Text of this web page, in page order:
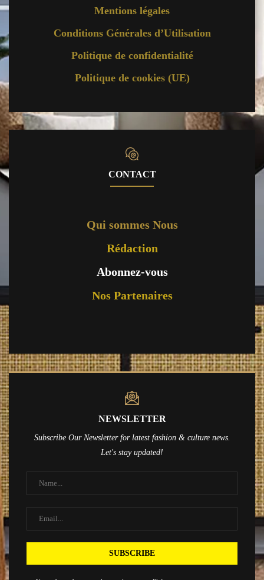
Mentions légales
Conditions Générales d’Utilisation
Politique de confidentialité
Politique de cookies (UE)
CONTACT
Qui sommes Nous
Rédaction
Abonnez-vous
Nos Partenaires
NEWSLETTER
Subscribe Our Newsletter for latest fashion & culture news.
Let's stay updated!